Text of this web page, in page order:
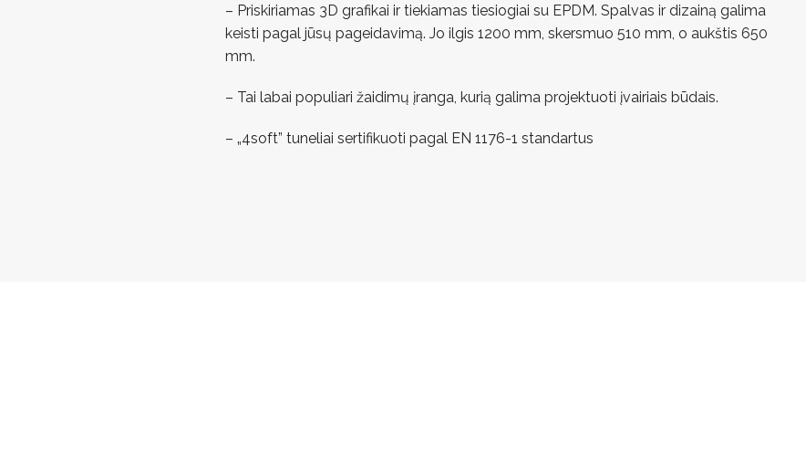
– Priskiriamas 3D grafikai ir tiekiamas tiesiogiai su EPDM. Spalvas ir dizainą galima
keisti pagal jūsų pageidavimą. Jo ilgis 1200 mm, skersmuo 510 mm, o aukštis 650
mm.
– Tai labai populiari žaidimų įranga, kurią galima projektuoti įvairiais būdais.
– „4soft” tuneliai sertifikuoti pagal EN 1176-1 standartus